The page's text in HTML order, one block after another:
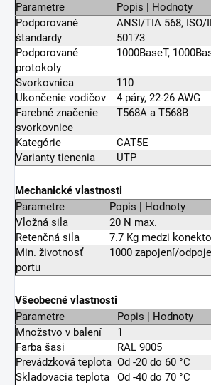
Parametre
Popis | Hodnoty
Podporované
štandardy
ANSI/TIA 568, ISO/
50173
Podporované
protokoly
1000BaseT,
Svorkovnica
110
Ukončenie vodičov
4 páry, 22-26 AWG
Farebné značenie
svorkovnice
T568A a T568B
Kategórie
CAT5E
Varianty tienenia
UTP
Mechanické vlastnosti
Parametre
Popis | Hodnoty
Vložná sila
20 N max.
Retenčná sila
7.7 Kg medzi
Min. životnosť
portu
1000 zapojení/
Všeobecné vlastnosti
Parametre
Popis | Hodnoty
Množstvo v balení
1
Farba šasi
RAL 9005
Prevádzková teplota Od -20 do 60 °C
Skladovacia teplota
Od -40 do 70 °C